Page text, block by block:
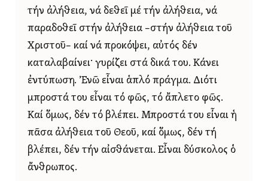
τήν ἀλήθεια, νά δεθεῖ μέ τήν ἀλήθεια, νά
παραδοθεῖ στήν ἀλήθεια –στήν ἀλήθεια τοῦ
Χριστοῦ– καί νά προκόψει, αὐτός δέν
καταλαβαίνει· γυρίζει στά δικά του. Κάνει
ἐντύπωση. Ἐνῶ εἶναι ἁπλό πράγμα. Διότι
μπροστά του εἶναι τό φῶς, τό ἄπλετο φῶς.
Καί ὅμως, δέν τό βλέπει. Μπροστά του εἶναι ἡ
πᾶσα ἀλήθεια τοῦ Θεοῦ, καί ὅμως, δέν τή
βλέπει, δέν τήν αἰσθάνεται. Εἶναι δύσκολος ὁ
ἄνθρωπος.